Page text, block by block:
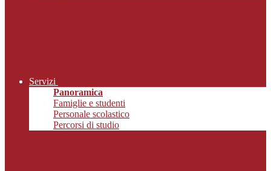
Servizi
Panoramica
Famiglie e studenti
Personale scolastico
Percorsi di studio